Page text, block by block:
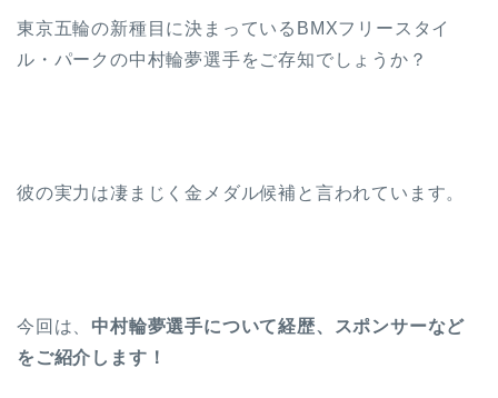
東京五輪の新種目に決まっているBMXフリースタイ
ル・パークの中村輪夢選手をご存知でしょうか？
彼の実力は凄まじく金メダル候補と言われています。
今回は、 中村輪夢選手について経歴、スポンサーなど
をご紹介します！